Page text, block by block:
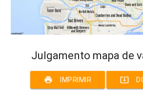
Julgamento mapa de
print IMPRIMIR system_update_alt